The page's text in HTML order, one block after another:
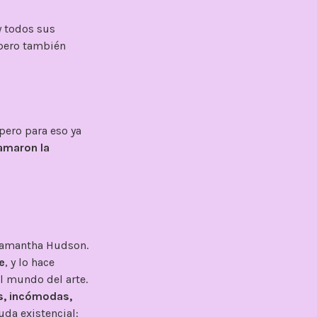
todos sus
también
para eso ya
la
Hudson.
, y lo hace
mundo del arte.
incómodas,
existencial: